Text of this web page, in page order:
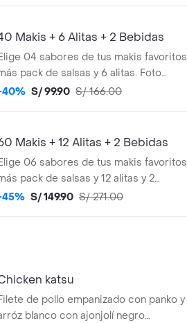
Makis + 6 Alitas + 2 Bebidas
04 sabores de tus makis favoritos
pack de salsas y 6 alitas. Foto
S/ 99.90 S/ 166.00
Makis + 12 Alitas + 2 Bebidas
06 sabores de tus makis favoritos
pack de salsas y 12 alitas y 2
Foto Referencial
S/ 149.90 S/ 271.00
katsu
de pollo empanizado con panko y
blanco con ajonjolí negro